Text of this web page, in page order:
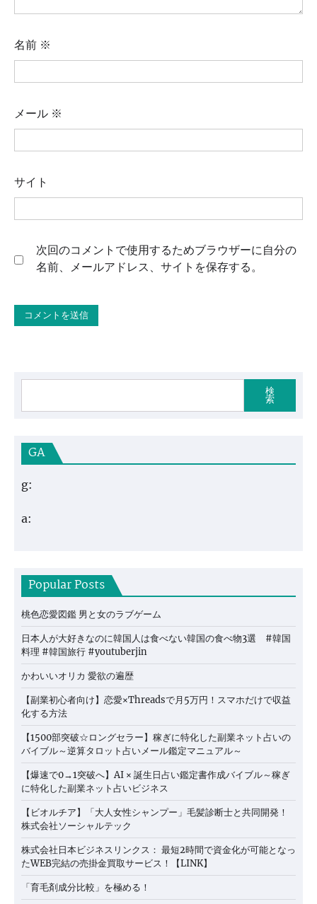
名前 ※
メール ※
サイト
次回のコメントで使用するためブラウザーに自分の
名前、メールアドレス、サイトを保存する。
検
索
GA
g:
a:
Popular Posts
桃色恋愛図鑑 男と女のラブゲーム
日本人が大好きなのに韓国人は食べない韓国の食べ物3選 #韓国
料理 #韓国旅行 #youtuberjin
かわいいオリカ 愛欲の遍歴
【副業初心者向け】恋愛×Threadsで月5万円！スマホだけで収益
化する方法
【1500部突破☆ロングセラー】稼ぎに特化した副業ネット占いの
バイブル～逆算タロット占いメール鑑定マニュアル～
【爆速で0→1突破へ】AI × 誕生日占い鑑定書作成バイブル～稼ぎ
に特化した副業ネット占いビジネス
【ビオルチア】「大人女性シャンプー」毛髪診断士と共同開発！
株式会社ソーシャルテック
株式会社日本ビジネスリンクス： 最短2時間で資金化が可能となっ
たWEB完結の売掛金買取サービス！【LINK】
「育毛剤成分比較」を極める！